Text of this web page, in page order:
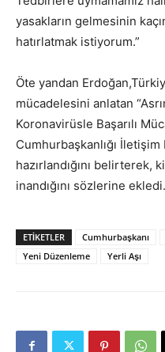
yasakların gelmesinin
hatırlatmak istiyorum.”
Öte yandan
mücadelesini anlatan
Koronavirüsle Başarılı
Cumhurbaşkanlığı İletişim
hazırlandığını
inandığını sözlerine ekledi.
ETIKETLER Cumhurbaşkanı
Yeni Düzenleme
Yerli Aşı